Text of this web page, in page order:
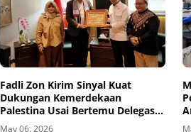
Fadli Zon Kirim Sinyal Kuat
Dukungan Kemerdekaan
Palestina Usai Bertemu Delegasi
di Kemenbud
May 06, 2026